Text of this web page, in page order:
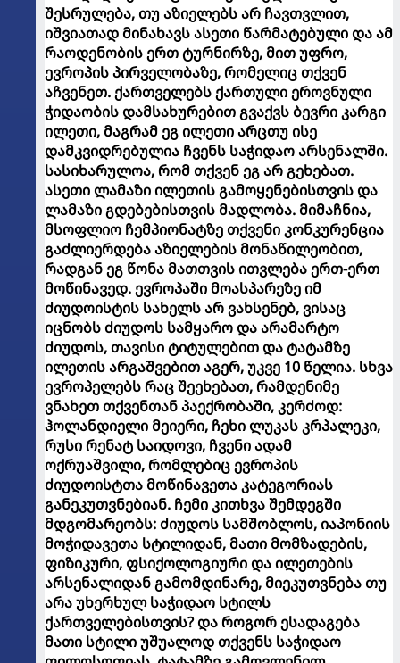
შესრულება, თუ აზიელებს არ ჩავთვლით,
იშვიათად მინახავს ასეთი წარმატებული და ამ
რაოდენობის ერთ ტურნირზე, მით უფრო,
ევროპის პირველობაზე, რომელიც თქვენ
აჩვენეთ. ქართველებსქართული ეროვნული
ჭიდაობის დამსახურებითგვაქვს ბევრი კარგი
ილეთი, მაგრამ ეგ ილეთი არცთუ ისე
დამკვიდრებულია ჩვენს საჭიდაო არსენალში.
სასიხარულოა, რომ თქვენ ეგ არ გეხებათ.
ასეთი ლამაზი ილეთის გამოყენებისთვის და
ლამაზი გდებებისთვის მადლობა. მიმაჩნია,
მსოფლიო ჩემპიონატზე თქვენი კონკურენცია
გაძლიერდება აზიელების მონაწილეობით,
რადგან ეგ წონა მათთვის ითვლება ერთ-ერთ
მოწინავედ. ევროპაში მოასპარეზე იმ
ძიუდოისტის სახელს არ ვახსენებ, ვისაც
იცნობს ძიუდოს სამყარო და არამარტო
ძიუდოს, თავისი ტიტულებით და ტატამზე
ილეთის არგაშვებით აგერ, უკვე 10 წელია. სხვა
ევროპელებს რაც შეეხებათ, რამდენიმე
ვნახეთ თქვენთან პაექრობაში, კერძოდ:
ჰოლანდიელი მეიერი, ჩეხი ლუკას კრპალეკი,
რუსი რენატ საიდოვი, ჩვენი ადამ
ოქრუაშვილი, რომლებიც ევროპის
ძიუდოისტთა მოწინავეთა კატეგორიას
განეკუთვნებიან. ჩემი კითხვა შემდეგში
მდგომარეობს: ძიუდოს სამშობლოს, იაპონიის
მოჭიდავეთა სტილიდან, მათი მომზადების,
ფიზიკური, ფსიქოლოგიური და ილეთების
არსენალიდან გამომდინარე, მიეკუთვნება თუ
არა უხერხულ საჭიდაო სტილს
ქართველებისთვის? და როგორ ესადაგება
მათი სტილი უშუალოდ თქვენს საჭიდაო